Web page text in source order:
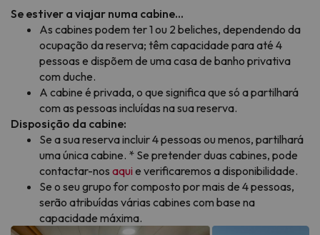
Se estiver a viajar numa cabine...
As cabines podem ter 1 ou 2 beliches, dependendo da
ocupação da reserva; têm capacidade para até 4
pessoas e dispõem de uma casa de banho privativa
com duche.
A cabine é privada, o que significa que só a partilhará
com as pessoas incluídas na sua reserva.
Disposição da cabine:
Se a sua reserva incluir 4 pessoas ou menos, partilhará
uma única cabine. * Se pretender duas cabines, pode
contactar-nos aqui e verificaremos a disponibilidade.
Se o seu grupo for composto por mais de 4 pessoas,
serão atribuídas várias cabines com base na
capacidade máxima.